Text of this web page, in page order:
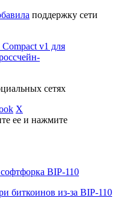
поддержку сети
v1 для
сетях
X
ее и нажмите
софтфорка BIP-110
биткоинов из-за BIP-110